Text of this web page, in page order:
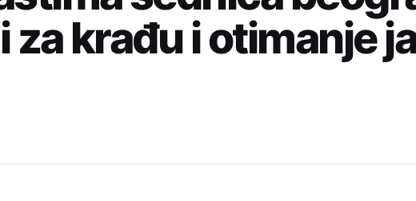
krađu i otimanje